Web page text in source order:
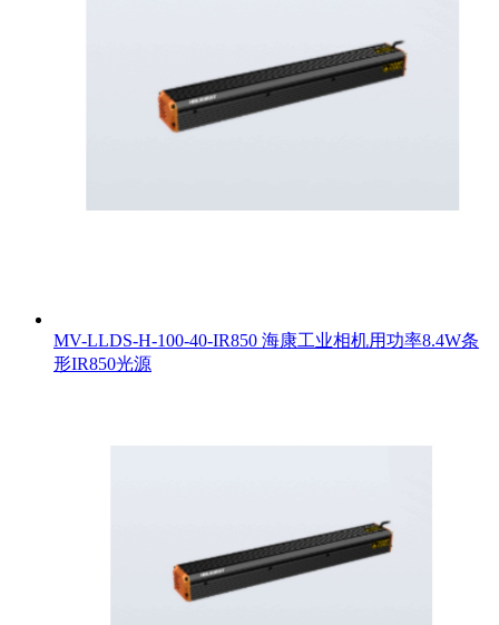
MV-LLDS-H-100-40-IR850 海康工业相机用功率8.4W条
形IR850光源